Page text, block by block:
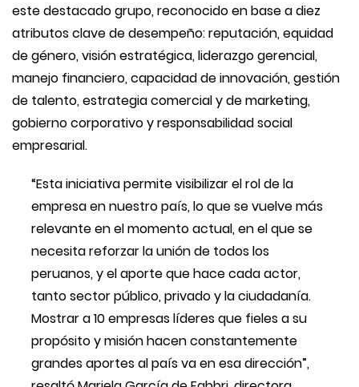
este destacado grupo, reconocido en base a diez
atributos clave de desempeño: reputación, equidad
de género, visión estratégica, liderazgo gerencial,
manejo financiero, capacidad de innovación, gestión
de talento, estrategia comercial y de marketing,
gobierno corporativo y responsabilidad social
empresarial.
“Esta iniciativa permite visibilizar el rol de la
empresa en nuestro país, lo que se vuelve más
relevante en el momento actual, en el que se
necesita reforzar la unión de todos los
peruanos, y el aporte que hace cada actor,
tanto sector público, privado y la ciudadanía.
Mostrar a 10 empresas líderes que fieles a su
propósito y misión hacen constantemente
grandes aportes al país va en esa dirección”,